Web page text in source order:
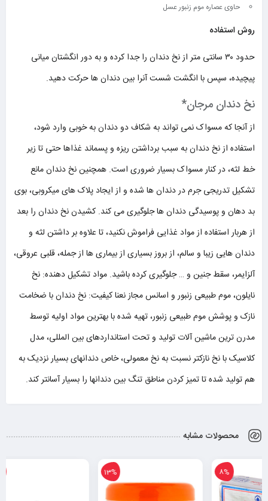
حاوی عصاره موم زنبور عسل
روش استفاده
حدود ۳۰ سانتی متر از نخ دندان را جدا کرده و به دور انگشتان میانی
پیچیده، سپس با انگشت شست آنرا بین دندان ها حرکت دهید.
نخ دندان مرجان*
از آنجا که مسواک نمی تواند به شکاف دو دندان به خوبی وارد شود،
استفاده از نخ دندان به سبب برداشتن ریزه و پسماند غذاها حتی تا زیر
خط لثه، در کنار مسواک بسیار ضروری است. همچنین نخ دندان مانع
تشکیل تدریجی جرم در دندان ها شده و از ایجاد پلاک های میکروبی، بوی
بد دهان و پوسیدگی دندان ها جلوگیری می کند. کشیدن نخ دندان را بعد
از هربار استفاده از مواد غذایی فراموش نکنید، تا علاوه بر داشتن لثه و
دندان هایی زیبا و سالم، از بروز بسیاری از بیماری ها از جمله، قلبی عروقی،
آلزایمر، سقط جنین و … جلوگیری کرده باشید. مواد تشکیل دهنده: نخ
نایلون، موم طبیعی زنبور و اسانس مجاز نعنا کیفیت: نخ دندان با ضخامت
نازک و پوشش موم طبیعی زنبور، تهیه شده با بهترین مواد اولیه توسط
مدرن ترین ماشین آلات تولید و تحت استانداردهای بین المللی، مدل
کلاسیک با نخ نازکتر نسبت به نخ معمولی، خاص دندانهای بسیار نزدیک به
هم تولید شده تا تمیز کردن مناطق تنگ بین دندانها را بسیار آسانتر کند.
محصولات مشابه